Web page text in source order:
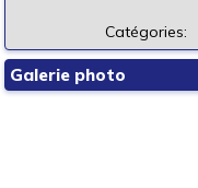
Catégories:
Galerie photo